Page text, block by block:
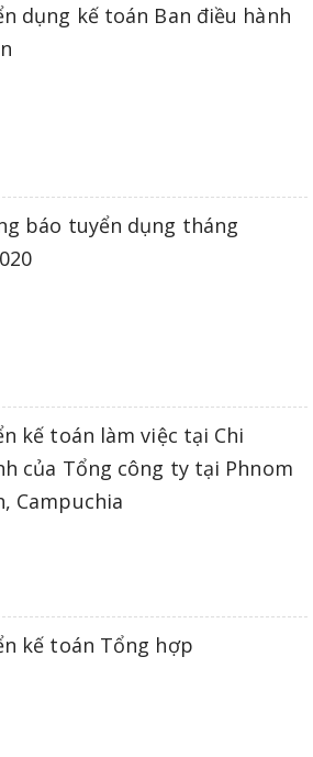
dụng kế toán Ban điều hành
báo tuyển dụng tháng
kế toán làm việc tại Chi
của Tổng công ty tại Phnom
Campuchia
kế toán Tổng hợp